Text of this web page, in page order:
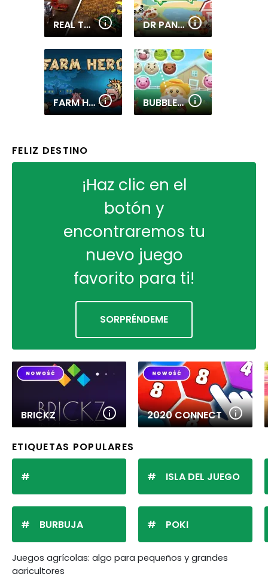
REAL TRACTOR FARMING SIMULATOR : HEAVY DUTY TRACTOR DR PANDA FARM
FARM HERO BUBBLE FARM
FELIZ DESTINO
¡Haz clic en el
botón y
encontraremos tu
nuevo juego
favorito para ti!
SORPRÉNDEME
BRICKZ 2020 CONNECT
ETIQUETAS POPULARES
BURBUJA
ISLA DEL JUEGO
POKI
Juegos agrícolas: algo para pequeños y grandes
agricultores